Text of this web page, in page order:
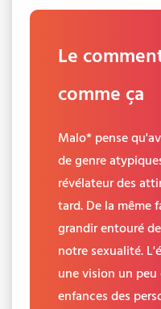
Le
comme ça
Malo* pense
de genre
révélateur des
tard. De la même
grandir entouré
notre sexualité.
une vision un peu
enfances des